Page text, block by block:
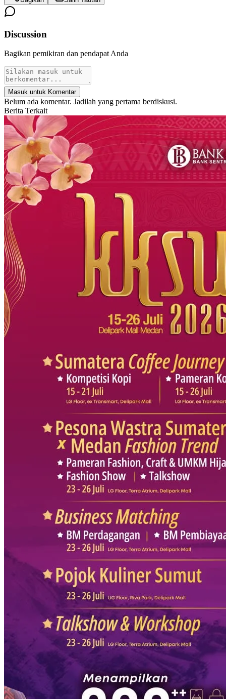
Discussion
Bagikan pemikiran dan pendapat Anda
Masuk untuk Komentar
Belum ada komentar. Jadilah yang pertama berdiskusi.
Berita Terkait